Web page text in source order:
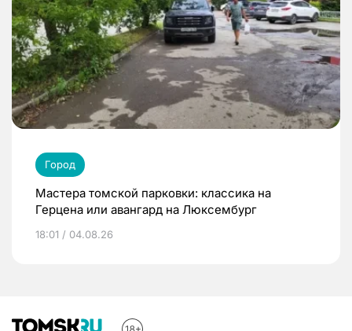
Город
Мастера томской парковки: классика на
Герцена или авангард на Люксембург
18:01 / 04.08.26